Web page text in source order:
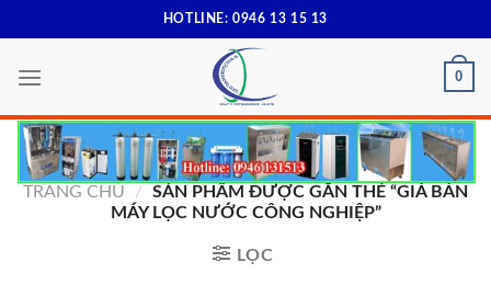
to
content
HOTLINE: 0946 13 15 13
0
TRANG CHỦ /
SẢN PHẨM ĐƯỢC GẮN THẺ “GIÁ BÁN
MÁY LỌC NƯỚC CÔNG NGHIỆP”
LỌC